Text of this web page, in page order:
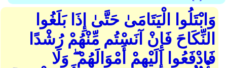
وَابْتَلُوا الْيَتَامَىٰ حَتَّىٰ إِذَا بَلَغُوا
النِّكَاحَ فَإِنْ آنَسْتُم مِّنْهُمْ رُشْدًا
فَادْفَعُوا إِلَيْهِمْ أَمْوَالَهُمْ ۖ وَلَا